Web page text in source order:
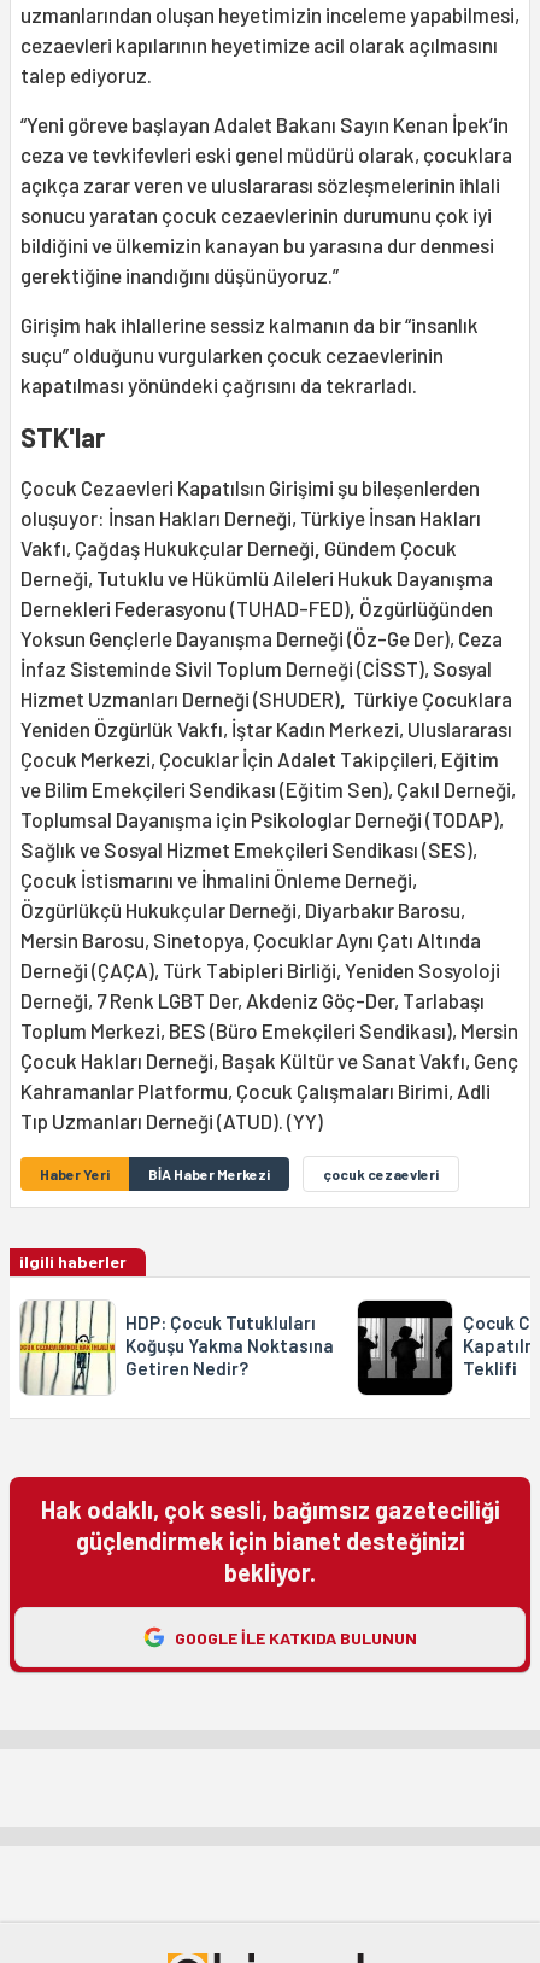
uzmanlarından oluşan heyetimizin inceleme yapabilmesi,
cezaevleri kapılarının heyetimize acil olarak açılmasını
talep ediyoruz.
“Yeni göreve başlayan Adalet Bakanı Sayın Kenan İpek’in
ceza ve tevkifevleri eski genel müdürü olarak, çocuklara
açıkça zarar veren ve uluslararası sözleşmelerinin ihlali
sonucu yaratan çocuk cezaevlerinin durumunu çok iyi
bildiğini ve ülkemizin kanayan bu yarasına dur denmesi
gerektiğine inandığını düşünüyoruz.”
Girişim hak ihlallerine sessiz kalmanın da bir “insanlık
suçu” olduğunu vurgularken çocuk cezaevlerinin
kapatılması yönündeki çağrısını da tekrarladı.
STK'lar
Çocuk Cezaevleri Kapatılsın Girişimi şu bileşenlerden
oluşuyor: İnsan Hakları Derneği, Türkiye İnsan Hakları
Vakfı, Çağdaş Hukukçular Derneği, Gündem Çocuk
Derneği, Tutuklu ve Hükümlü Aileleri Hukuk Dayanışma
Dernekleri Federasyonu (TUHAD-FED), Özgürlüğünden
Yoksun Gençlerle Dayanışma Derneği (Öz-Ge Der), Ceza
İnfaz Sisteminde Sivil Toplum Derneği (CİSST), Sosyal
Hizmet Uzmanları Derneği (SHUDER), Türkiye Çocuklara
Yeniden Özgürlük Vakfı, İştar Kadın Merkezi, Uluslararası
Çocuk Merkezi, Çocuklar İçin Adalet Takipçileri, Eğitim
ve Bilim Emekçileri Sendikası (Eğitim Sen), Çakıl Derneği,
Toplumsal Dayanışma için Psikologlar Derneği (TODAP),
Sağlık ve Sosyal Hizmet Emekçileri Sendikası (SES),
Çocuk İstismarını ve İhmalini Önleme Derneği,
Özgürlükçü Hukukçular Derneği, Diyarbakır Barosu,
Mersin Barosu, Sinetopya, Çocuklar Aynı Çatı Altında
Derneği (ÇAÇA), Türk Tabipleri Birliği, Yeniden Sosyoloji
Derneği, 7 Renk LGBT Der, Akdeniz Göç-Der, Tarlabaşı
Toplum Merkezi, BES (Büro Emekçileri Sendikası), Mersin
Çocuk Hakları Derneği, Başak Kültür ve Sanat Vakfı, Genç
Kahramanlar Platformu, Çocuk Çalışmaları Birimi, Adli
Tıp Uzmanları Derneği (ATUD). (YY)
Haber Yeri BİA Haber Merkezi çocuk cezaevleri
ilgili haberler
HDP: Çocuk Tutukluları
Koğuşu Yakma Noktasına
Getiren Nedir?
Çocuk
Teklifi
Hak odaklı, çok sesli, bağımsız gazeteciliği
güçlendirmek için bianet desteğinizi
bekliyor.
GOOGLE ILE KATKIDA BULUNUN